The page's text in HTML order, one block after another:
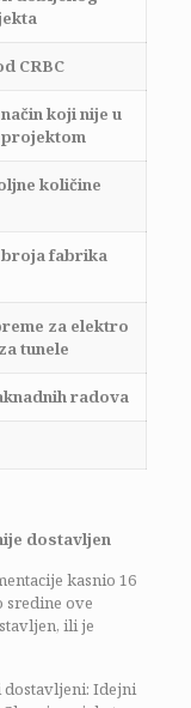
CRBC
koji nije u
projektom
količine
fabrika
za elektro
tunele
radova
dostavljen
kasnio 16
sredine ove
ili je
Idejni